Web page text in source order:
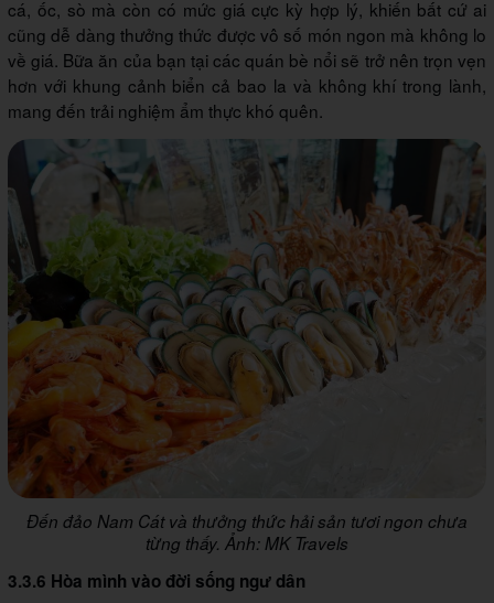
cá, ốc, sò mà còn có mức giá cực kỳ hợp lý, khiến bất cứ ai
cũng dễ dàng thưởng thức được vô số món ngon mà không lo
về giá. Bữa ăn của bạn tại các quán bè nổi sẽ trở nên trọn vẹn
hơn với khung cảnh biển cả bao la và không khí trong lành,
mang đến trải nghiệm ẩm thực khó quên.
Đến đảo Nam Cát và thưởng thức hải sản tươi ngon chưa
từng thấy. Ảnh: MK Travels
3.3.6 Hòa mình vào đời sống ngư dân